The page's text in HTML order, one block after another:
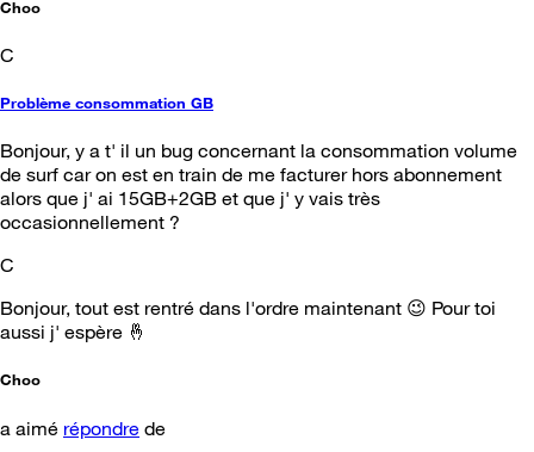
Choo
C
Problème consommation GB
Bonjour, y a t' il un bug concernant la consommation volume
de surf car on est en train de me facturer hors abonnement
alors que j' ai 15GB+2GB et que j' y vais très
occasionnellement ?
C
Bonjour, tout est rentré dans l'ordre maintenant 😉 Pour toi
aussi j' espère 🤞
Choo
a aimé répondre de